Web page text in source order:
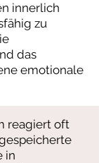
innerlich
zu
das
emotionale
reagiert oft
in